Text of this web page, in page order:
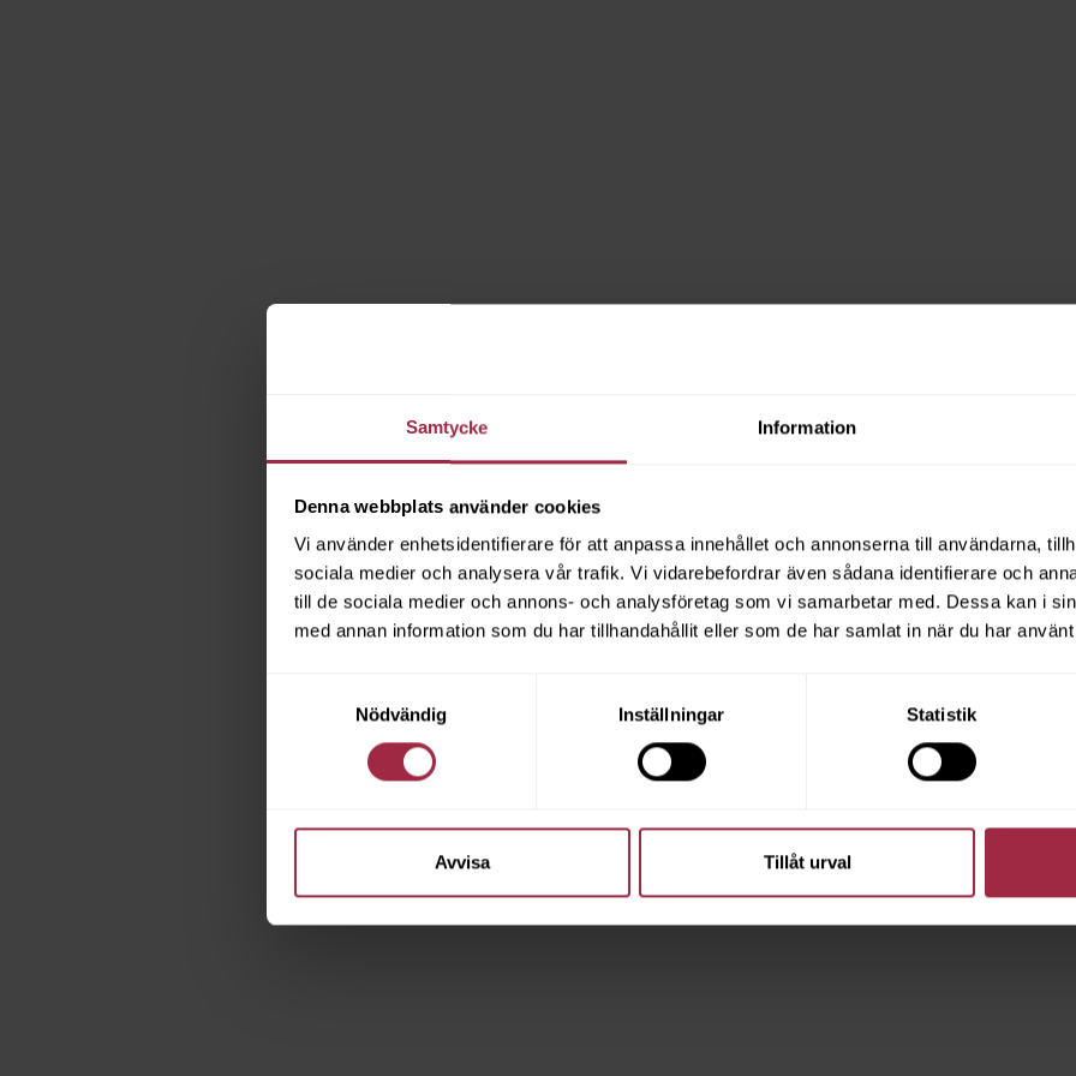
Samtycke Information
Denna webbplats använder cookies
Vi använder enhetsidentifierare för att anpassa innehållet och annonserna till användarna,
sociala medier och analysera vår trafik. Vi vidarebefordrar även sådana identifierare och
till de sociala medier och annons- och analysföretag som vi samarbetar med. Dessa kan i
med annan information som du har tillhandahållit eller som de har samlat in när du har
Nödvändig
Inställningar Statistik
Avvisa Tillåt urval